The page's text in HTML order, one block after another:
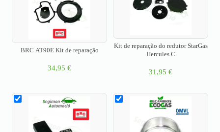
BRC AT90E Kit de reparação
34,95 €
Kit de reparação do redutor StarGas
Hercules C
31,95 €